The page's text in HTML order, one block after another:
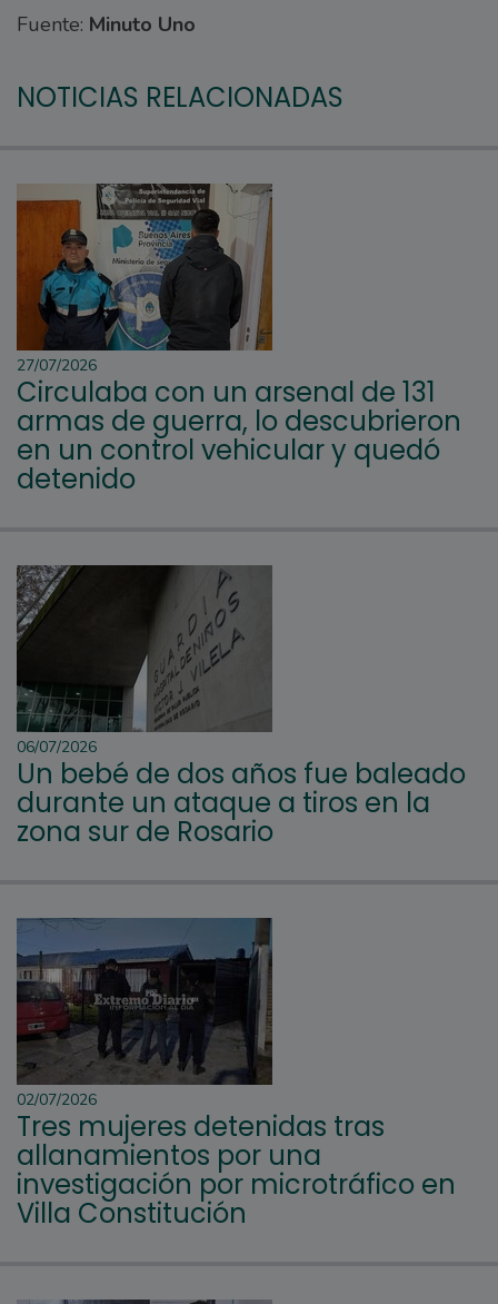
Fuente: Minuto Uno
NOTICIAS RELACIONADAS
27/07/2026
Circulaba con un arsenal de 131
armas de guerra, lo descubrieron
en un control vehicular y quedó
detenido
06/07/2026
Un bebé de dos años fue baleado
durante un ataque a tiros en la
zona sur de Rosario
02/07/2026
Tres mujeres detenidas tras
allanamientos por una
investigación por microtráfico en
Villa Constitución